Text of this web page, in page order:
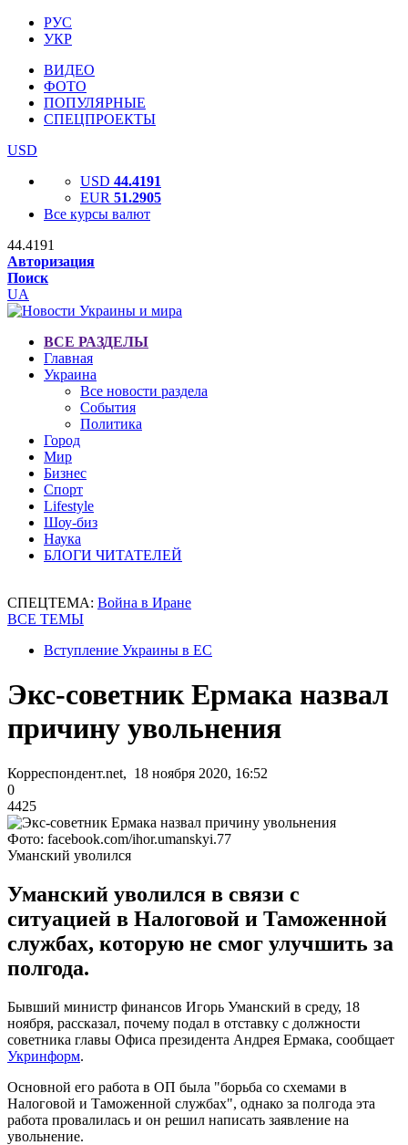
РУС
УКР
ВИДЕО
ФОТО
ПОПУЛЯРНЫЕ
СПЕЦПРОЕКТЫ
USD
USD 44.4191
EUR 51.2905
Все курсы валют
44.4191
Авторизация
Поиск
UA
ВСЕ РАЗДЕЛЫ
Главная
Украина
Все новости раздела
События
Политика
Город
Мир
Бизнес
Спорт
Lifestyle
Шоу-биз
Наука
БЛОГИ ЧИТАТЕЛЕЙ
СПЕЦТЕМА: Война в Иране
ВСЕ ТЕМЫ
Вступление Украины в ЕС
Экс-советник Ермака назвал
причину увольнения
Корреспондент.net, 18 ноября 2020, 16:52
0
4425
Фото: facebook.com/ihor.umanskyi.77
Уманский уволился
Уманский уволился в связи с
ситуацией в Налоговой и Таможенной
службах, которую не смог улучшить за
полгода.
Бывший министр финансов Игорь Уманский в среду, 18
ноября, рассказал, почему подал в отставку с должности
советника главы Офиса президента Андрея Ермака, сообщает
Укринформ.
Основной его работа в ОП была "борьба со схемами в
Налоговой и Таможенной службах", однако за полгода эта
работа провалилась и он решил написать заявление на
увольнение.